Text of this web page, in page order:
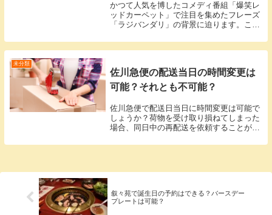
かつて人気を博したコメディ番組「爆笑レ
ッドカーペット」で注目を集めたフレーズ
「ラジバンダリ」の背景に迫ります。この
笑いコンビ「ダブルダッチ」が生み出した
未分類
佐川急便の配送当日の時間変更は
可能？それとも不可能？
佐川急便で配送日当日に時間変更は可能で
しょうか？荷物を受け取り損ねてしまった
場合、同日中の再配送を依頼することがで
配送時間自体を変更することはできるので
叙々苑で誕生日の予約はできる？バースデー
プレートは可能？